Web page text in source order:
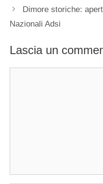
Dimore storiche:
Nazionali Adsi
Lascia un